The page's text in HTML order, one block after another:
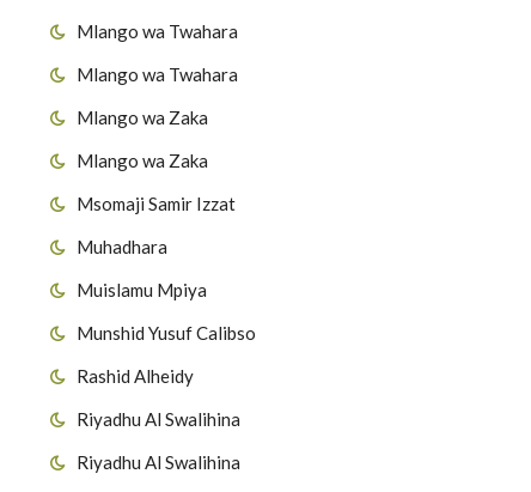
Mlango wa Twahara
Mlango wa Twahara
Mlango wa Zaka
Mlango wa Zaka
Msomaji Samir Izzat
Muhadhara
Muislamu Mpiya
Munshid Yusuf Calibso
Rashid Alheidy
Riyadhu Al Swalihina
Riyadhu Al Swalihina